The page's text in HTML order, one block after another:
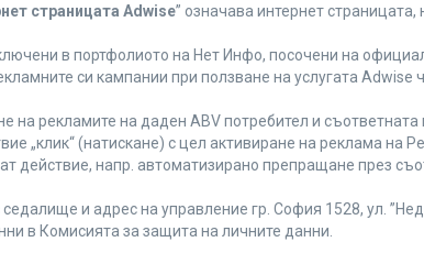
страницата Adwise” означава интернет
в портфолиото на Нет Инфо, посочени на
си кампании при ползване на услугата Adwise
на рекламите на даден ABV потребител и
„клик“ (натискане) с цел активиране на реклама на
действие, напр. автоматизирано препращане през
и адрес на управление гр. София 1528, ул.
в Комисията за защита на личните данни.